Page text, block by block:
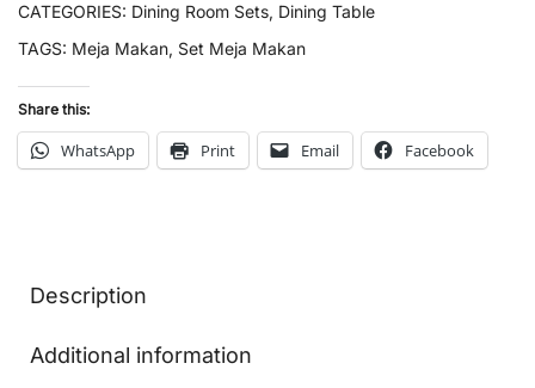
CATEGORIES: Dining Room Sets, Dining Table
TAGS: Meja Makan, Set Meja Makan
Share this:
WhatsApp Print Email Facebook
Description
Additional information